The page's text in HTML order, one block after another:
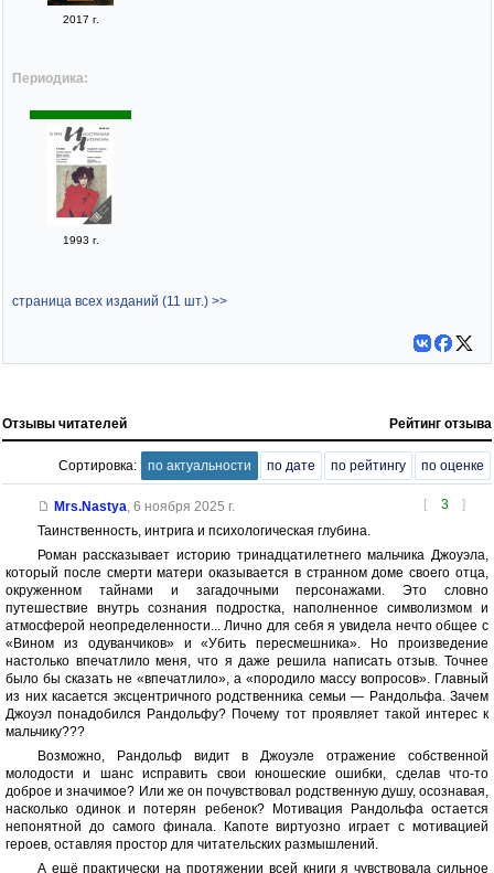
2017 г.
Периодика:
1993 г.
страница всех изданий (11 шт.) >>
Отзывы читателей Рейтинг отзыва
Сортировка: по актуальности по дате по рейтингу по оценке
[ 3 ]
Mrs.Nastya, 6 ноября 2025 г.
Таинственность, интрига и психологическая глубина.
Роман рассказывает историю тринадцатилетнего мальчика Джоуэла,
который после смерти матери оказывается в странном доме своего отца,
окруженном тайнами и загадочными персонажами. Это словно
путешествие внутрь сознания подростка, наполненное символизмом и
атмосферой неопределенности... Лично для себя я увидела нечто общее с
«Вином из одуванчиков» и «Убить пересмешника». Но произведение
настолько впечатлило меня, что я даже решила написать отзыв. Точнее
было бы сказать не «впечатлило», а «породило массу вопросов». Главный
из них касается эксцентричного родственника семьи — Рандольфа. Зачем
Джоуэл понадобился Рандольфу? Почему тот проявляет такой интерес к
мальчику???
Возможно, Рандольф видит в Джоуэле отражение собственной
молодости и шанс исправить свои юношеские ошибки, сделав что-то
доброе и значимое? Или же он почувствовал родственную душу, осознавая,
насколько одинок и потерян ребенок? Мотивация Рандольфа остается
непонятной до самого финала. Капоте виртуозно играет с мотивацией
героев, оставляя простор для читательских размышлений.
А ещё практически на протяжении всей книги я чувствовала сильное